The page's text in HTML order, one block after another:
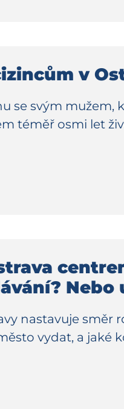
v
se svým mužem,
téměř osmi let
Nebo
nastavuje směr
vydat, a jaké